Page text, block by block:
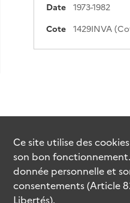
Date
1973-1982
Cote
1429INVA
Ce site utilise descookies
son bon
donnée personnelle et
consentements (Article
Libertés).